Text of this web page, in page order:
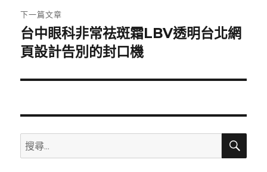
章:
下一篇文章
下
一
文
台中眼科非常祛斑霜LBV透明台北網
頁設計告別的封口機
搜
尋
搜